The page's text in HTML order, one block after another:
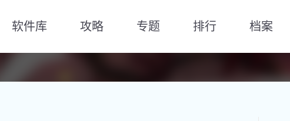
软件库 攻略 专题 排行 档案